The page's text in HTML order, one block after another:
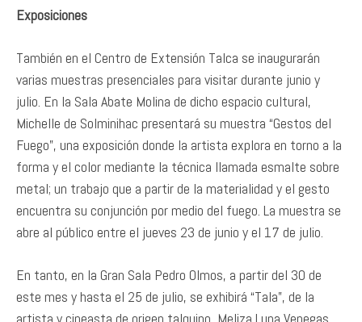
Exposiciones
También en el Centro de Extensión Talca se inaugurarán
varias muestras presenciales para visitar durante junio y
julio. En la Sala Abate Molina de dicho espacio cultural,
Michelle de Solminihac presentará su muestra “Gestos del
Fuego”, una exposición donde la artista explora en torno a la
forma y el color mediante la técnica llamada esmalte sobre
metal; un trabajo que a partir de la materialidad y el gesto
encuentra su conjunción por medio del fuego. La muestra se
abre al público entre el jueves 23 de junio y el 17 de julio.
En tanto, en la Gran Sala Pedro Olmos, a partir del 30 de
este mes y hasta el 25 de julio, se exhibirá “Tala”, de la
artista y cineasta de origen talquino, Meliza Luna Venegas,